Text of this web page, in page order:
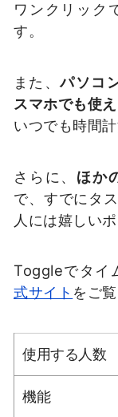
ワンクリック
す。
また、パソコ
スマホでも使
いつでも時間
さらに、 ほか
で、すでにタ
人には嬉しい
Toggleでタイ
式サイト をご
使用する人数
機能